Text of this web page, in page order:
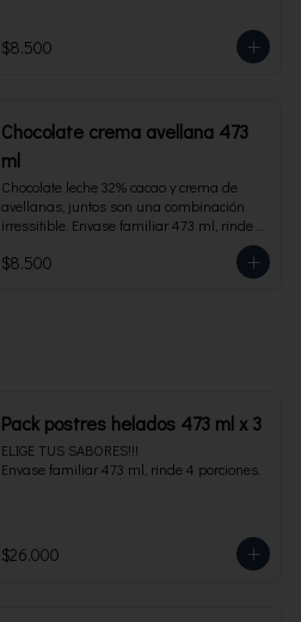
$8.500
Chocolate crema avellana 473
ml
Chocolate leche 32% cacao y crema de
avellanas, juntos son una combinación
irressitible. Envase familiar 473 ml, rinde 4
$8.500
Pack postres helados 473 ml x 3
ELIGE TUS SABORES!!!
Envase familiar 473 ml, rinde 4 porciones.
$26.000